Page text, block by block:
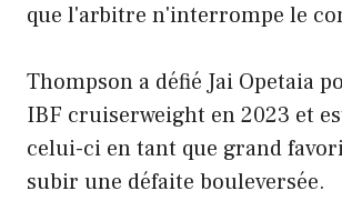
que l'arbitre n'interrompe le
Thompson a défié Jai Opetaia
IBF cruiserweight en 2023 et
celui-ci en tant que grand
subir une défaite bouleversée.